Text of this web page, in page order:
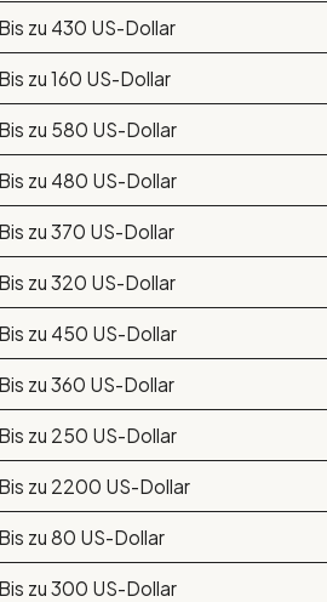
Bis zu 430 US-Dollar
Bis zu 160 US-Dollar
Bis zu 580 US-Dollar
Bis zu 480 US-Dollar
Bis zu 370 US-Dollar
Bis zu 320 US-Dollar
Bis zu 450 US-Dollar
Bis zu 360 US-Dollar
Bis zu 250 US-Dollar
Bis zu 2200 US-Dollar
Bis zu 80 US-Dollar
Bis zu 300 US-Dollar